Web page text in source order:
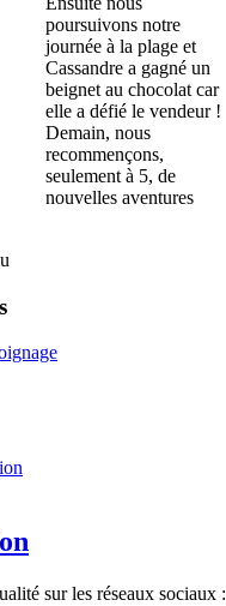
poursuivons notre
journée à la plage et
Cassandre a gagné un
beignet au chocolat car
elle a défié le vendeur !
Demain, nous
recommençons,
seulement à 5, de
nouvelles aventures
sur les réseaux sociaux :